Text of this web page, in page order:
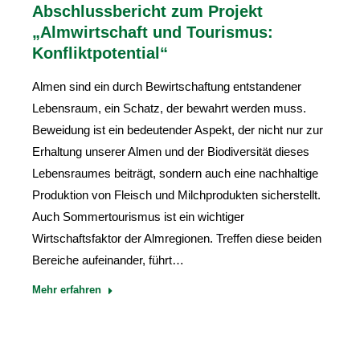
Abschlussbericht zum Projekt
„Almwirtschaft und Tourismus:
Konfliktpotential“
Almen sind ein durch Bewirtschaftung entstandener
Lebensraum, ein Schatz, der bewahrt werden muss.
Beweidung ist ein bedeutender Aspekt, der nicht nur zur
Erhaltung unserer Almen und der Biodiversität dieses
Lebensraumes beiträgt, sondern auch eine nachhaltige
Produktion von Fleisch und Milchprodukten sicherstellt.
Auch Sommertourismus ist ein wichtiger
Wirtschaftsfaktor der Almregionen. Treffen diese beiden
Bereiche aufeinander, führt…
Mehr erfahren